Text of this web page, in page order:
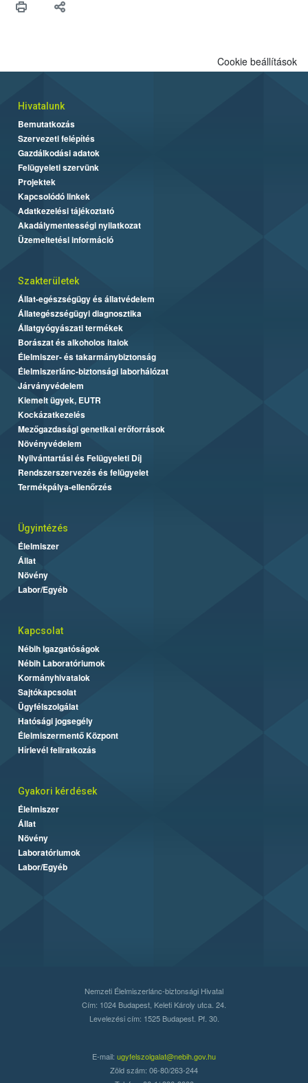
felhasználók számára is elérhető és ökológiai termesztésben is
Cookie beállítások
Hivatalunk
Bemutatkozás
Szervezeti felépítés
Gazdálkodási adatok
Felügyeleti szervünk
Projektek
Kapcsolódó linkek
Adatkezelési tájékoztató
Akadálymentességi nyilatkozat
Üzemeltetési információ
Szakterületek
Állat-egészségügy és állatvédelem
Állategészségügyi diagnosztika
Állatgyógyászati termékek
Borászat és alkoholos italok
Élelmiszer- és takarmánybiztonság
Élelmiszerlánc-biztonsági laborhálózat
Járványvédelem
Kiemelt ügyek, EUTR
Kockázatkezelés
Mezőgazdasági genetikai erőforrások
Növényvédelem
Nyilvántartási és Felügyeleti Díj
Rendszerszervezés és felügyelet
Termékpálya-ellenőrzés
Ügyintézés
Élelmiszer
Állat
Növény
Labor/Egyéb
Kapcsolat
Nébih Igazgatóságok
Nébih Laboratóriumok
Kormányhivatalok
Sajtókapcsolat
Ügyfélszolgálat
Hatósági jogsegély
Élelmiszermentő Központ
Hírlevél feliratkozás
Gyakori kérdések
Élelmiszer
Állat
Növény
Laboratóriumok
Labor/Egyéb
Nemzeti Élelmiszerlánc-biztonsági Hivatal
Cím: 1024 Budapest, Keleti Károly utca. 24.
Levelezési cím: 1525 Budapest. Pf. 30.
E-mail: ugyfelszolgalat@nebih.gov.hu
Zöld szám: 06-80/263-244